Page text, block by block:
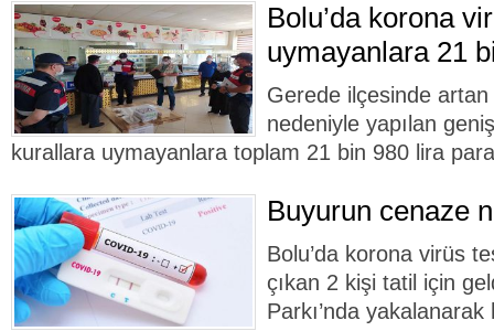
Bolu’da korona
uymayanlara 21
Gerede ilçesinde
nedeniyle yapılan
kurallara uymayanlara toplam 21 bin 980 lira
Buyurun cenaze
Bolu’da korona virüs
çıkan 2 kişi tatil için
Parkı’nda